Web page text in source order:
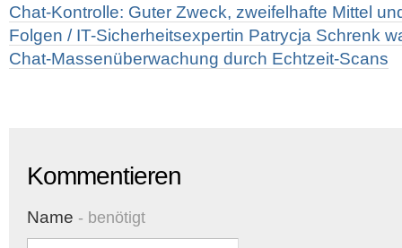
Chat-Kontrolle: Guter Zweck, zweifelhafte Mittel
Folgen / IT-Sicherheitsexpertin Patrycja Schrenk
Chat-Massenüberwachung durch Echtzeit-Scans
Kommentieren
Name - benötigt